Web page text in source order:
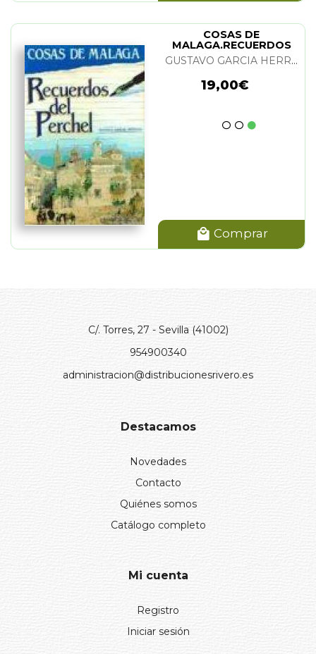
COSAS DE
MALAGA.RECUERDOS
DEL PERCHEL
GUSTAVO GARCIA HERRERA
19,00€
Comprar
C/. Torres, 27 - Sevilla (41002)
954900340
administracion@distribucionesrivero.es
Destacamos
Novedades
Contacto
Quiénes somos
Catálogo completo
Mi cuenta
Registro
Iniciar sesión